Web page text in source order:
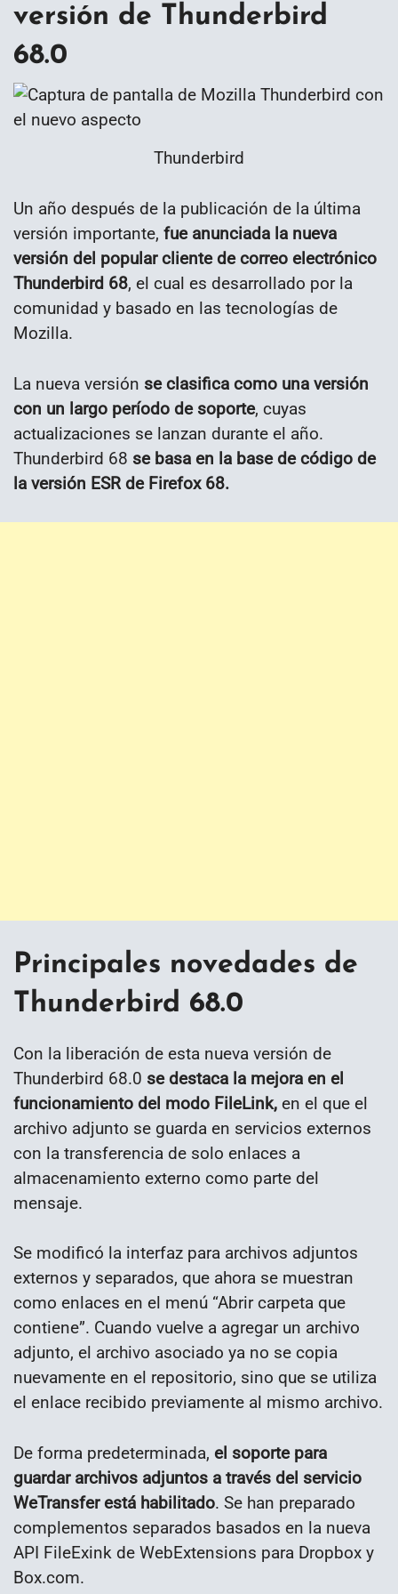
versión de Thunderbird
68.0
Thunderbird
Un año después de la publicación de la última
versión importante, fue anunciada la nueva
versión del popular cliente de correo electrónico
Thunderbird 68, el cual es desarrollado por la
comunidad y basado en las tecnologías de
Mozilla.
La nueva versión se clasifica como una versión
con un largo período de soporte, cuyas
actualizaciones se lanzan durante el año.
Thunderbird 68 se basa en la base de código de
la versión ESR de Firefox 68.
Principales novedades de
Thunderbird 68.0
Con la liberación de esta nueva versión de
Thunderbird 68.0 se destaca la mejora en el
funcionamiento del modo FileLink, en el que el
archivo adjunto se guarda en servicios externos
con la transferencia de solo enlaces a
almacenamiento externo como parte del
mensaje.
Se modificó la interfaz para archivos adjuntos
externos y separados, que ahora se muestran
como enlaces en el menú “Abrir carpeta que
contiene”. Cuando vuelve a agregar un archivo
adjunto, el archivo asociado ya no se copia
nuevamente en el repositorio, sino que se utiliza
el enlace recibido previamente al mismo archivo.
De forma predeterminada, el soporte para
guardar archivos adjuntos a través del servicio
WeTransfer está habilitado. Se han preparado
complementos separados basados en la nueva
API FileExink de WebExtensions para Dropbox y
Box.com.